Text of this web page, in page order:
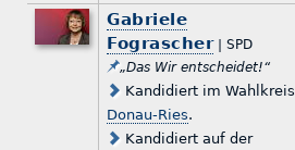
Gabriele
Fograscher| SPD
„Das Wir entscheidet!“
Kandidiert im Wahlkreis
Donau-Ries.
Kandidiert auf der